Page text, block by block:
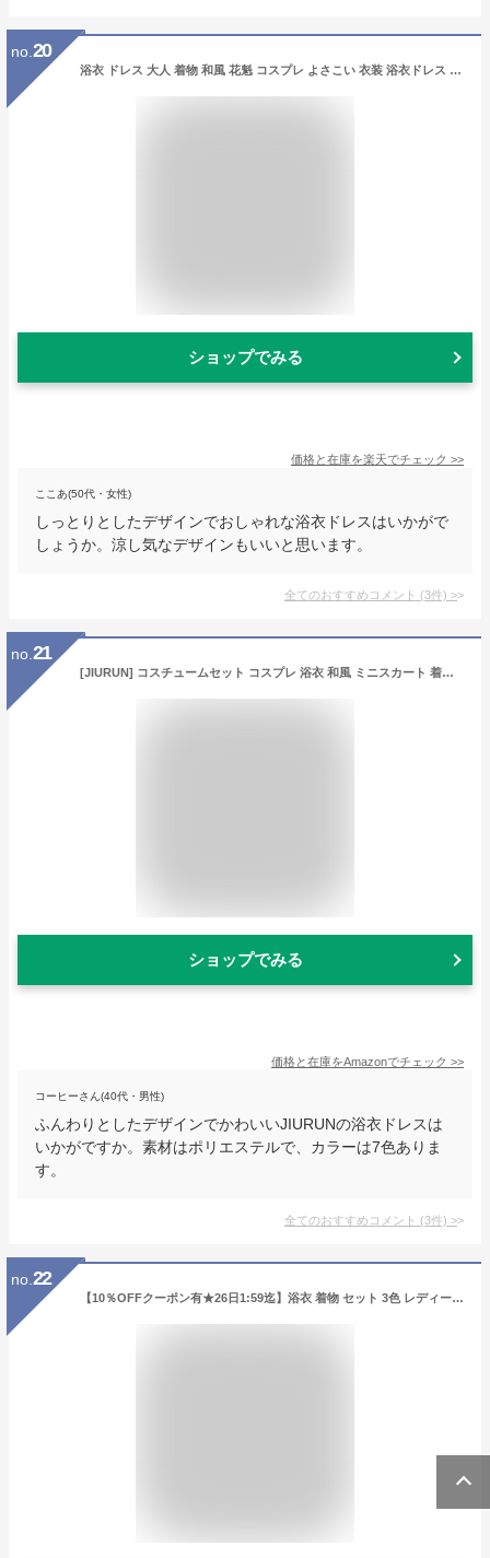
no. 20
浴衣 ドレス 大人 着物 和風 花魁 コスプレ よさこい 衣装 浴衣ドレス Jewel ジュエル 着物ドレス 和柄
ショップでみる
価格と在庫を楽天でチェック >>
ここあ(50代・女性)
しっとりとしたデザインでおしゃれな浴衣ドレスはいかがで
しょうか。涼し気なデザインもいいと思います。
全てのおすすめコメント (3件) >
no. 21
[JIURUN] コスチュームセット コスプレ 浴衣 和風 ミニスカート 着物 和服 ワンピース ロリータ 長袖 ゴスロリ コスプレ 森ガール ロリータ 大きいサイズ ドレス 女装 服 cosplay lolita ゴシック 原宿 かわいい 撮影 ハロウィン コスチューム セット (パープル)
ショップでみる
価格と在庫をAmazonでチェック >>
コーヒーさん(40代・男性)
ふんわりとしたデザインでかわいいJIURUNの浴衣ドレスは
いかがですか。素材はポリエステルで、カラーは7色ありま
す。
全てのおすすめコメント (3件) >
no. 22
【10％OFFクーポン有★26日1:59迄】浴衣 着物 セット 3色 レディース 姫系 リボン 衣装 大人 コスプレ ミニドレス かわいい キャバドレス ワンピース 花柄 レース フリル コスチューム よさこい セクシー ミニ丈 祭り ミニ浴衣 パーティー ハロウィン 和風[J] (Q)